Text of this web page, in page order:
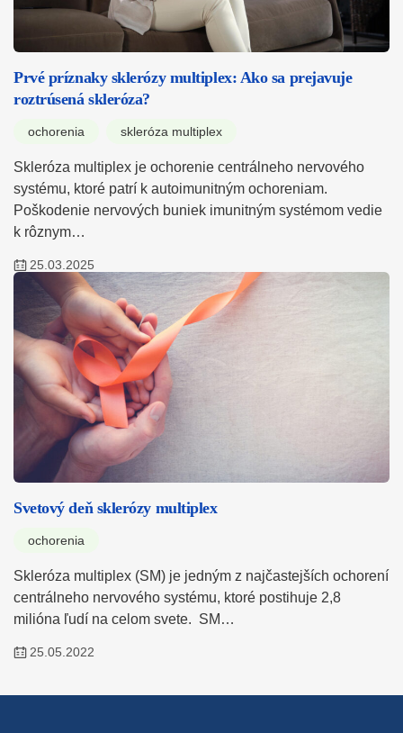
Prvé príznaky sklerózy multiplex: Ako sa prejavuje
roztrúsená skleróza?
ochorenia skleróza multiplex
Skleróza multiplex je ochorenie centrálneho nervového
systému, ktoré patrí k autoimunitným ochoreniam.
Poškodenie nervových buniek imunitným systémom vedie
k rôznym…
25.03.2025
Svetový deň sklerózy multiplex
ochorenia
Skleróza multiplex (SM) je jedným z najčastejších ochorení
centrálneho nervového systému, ktoré postihuje 2,8
milióna ľudí na celom svete. SM…
25.05.2022